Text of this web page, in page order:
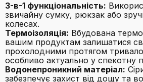
3-в-1 функціональність:
звичайну сумку, рюкзак або
колесах.
Термоізоляція: Вбудована
вашим продуктам залишатися
прохолодними протягом
особливо актуально у спекотну
Водонепроникний матеріал:
забезпечує захист від дощу та